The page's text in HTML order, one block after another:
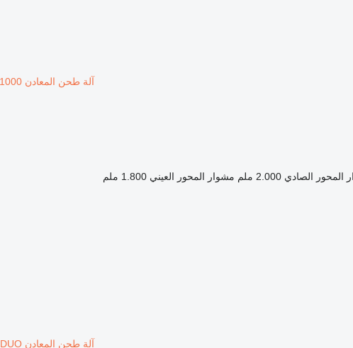
آلة طحن المعادن Anayak HVM 11000
المحور الصادي 2.000 ملم مشوار المحور العيني 1.800 ملم
آلة طحن المعادن Anayak HVM 11000 DUO